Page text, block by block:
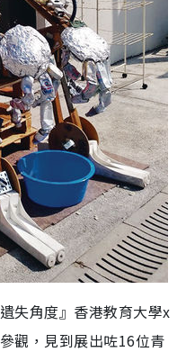
失角度』香港教育大學x
觀，見到展出咗16位青